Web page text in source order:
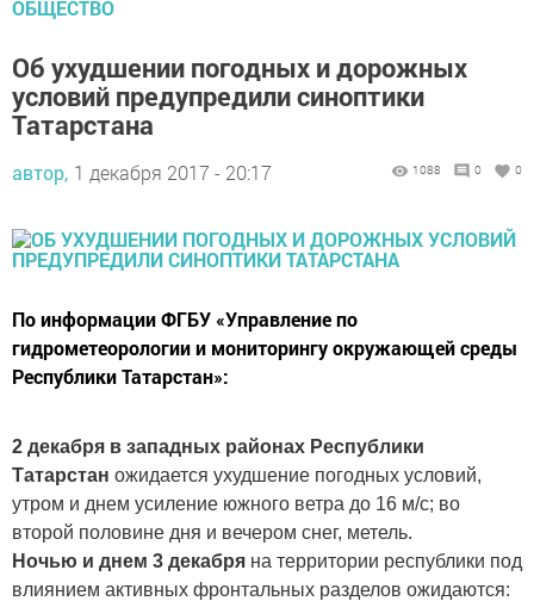
ОБЩЕСТВО
Об ухудшении погодных и дорожных
условий предупредили синоптики
Татарстана
автор, 1 декабря 2017 - 20:17 1088 0 0
По информации ФГБУ «Управление по
гидрометеорологии и мониторингу окружающей среды
Республики Татарстан»:
2 декабря в западных районах Республики
Татарстан ожидается ухудшение погодных условий,
утром и днем усиление южного ветра до 16 м/с; во
второй половине дня и вечером снег, метель.
Ночью и днем 3 декабря на территории республики под
влиянием активных фронтальных разделов ожидаются: